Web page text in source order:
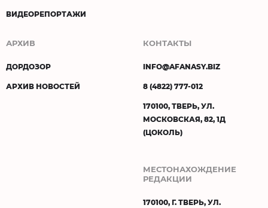
ВИДЕОРЕПОРТАЖИ
АРХИВ
ДОРДОЗОР
АРХИВ НОВОСТЕЙ
КОНТАКТЫ
INFO@AFANASY.BIZ
8 (4822) 777-012
170100, ТВЕРЬ, УЛ.
МОСКОВСКАЯ, 82, 1Д
(ЦОКОЛЬ)
МЕСТОНАХОЖДЕНИЕ
РЕДАКЦИИ
170100, Г. ТВЕРЬ, УЛ.